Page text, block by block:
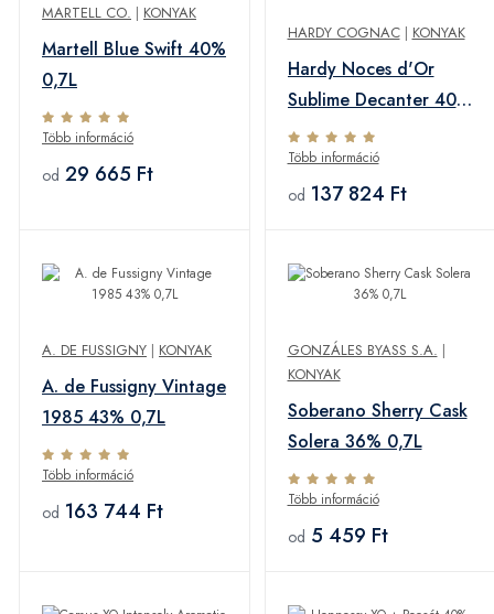
MARTELL CO. | KONYAK
Martell Blue Swift 40%
0,7L
Több információ
od 29 665 Ft
HARDY COGNAC| KONYAK
Hardy Noces d'Or
Sublime Decanter 40%
0,7L
Több információ
od 137 824 Ft
A. DE FUSSIGNY | KONYAK
A. de Fussigny Vintage
1985 43% 0,7L
Több információ
od 163 744 Ft
GONZÁLES BYASS S.A. |
KONYAK
Soberano Sherry Cask
Solera 36% 0,7L
Több információ
od 5 459 Ft